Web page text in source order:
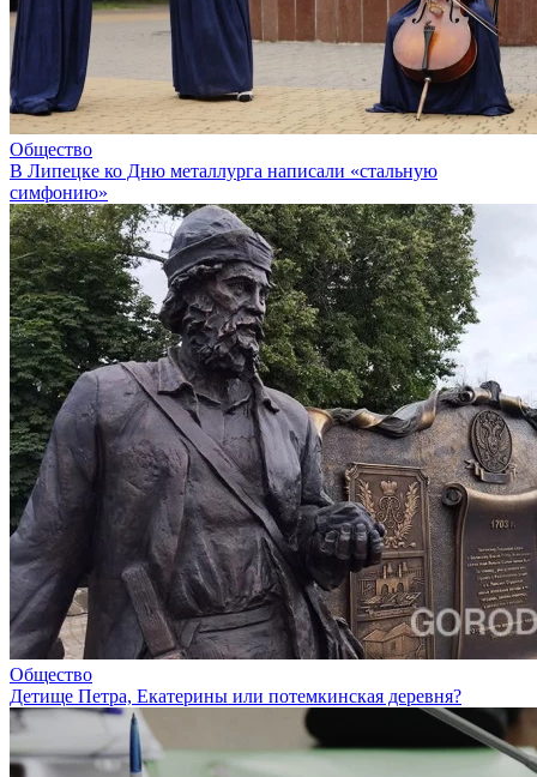
Общество
В Липецке ко Дню металлурга написали «стальную
симфонию»
Общество
Детище Петра, Екатерины или потемкинская деревня?